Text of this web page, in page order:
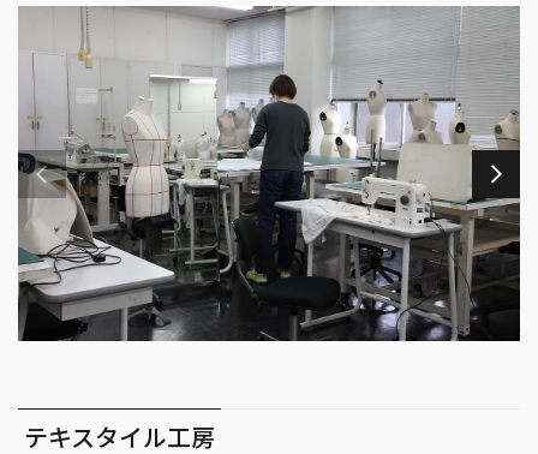
テキスタイル工房